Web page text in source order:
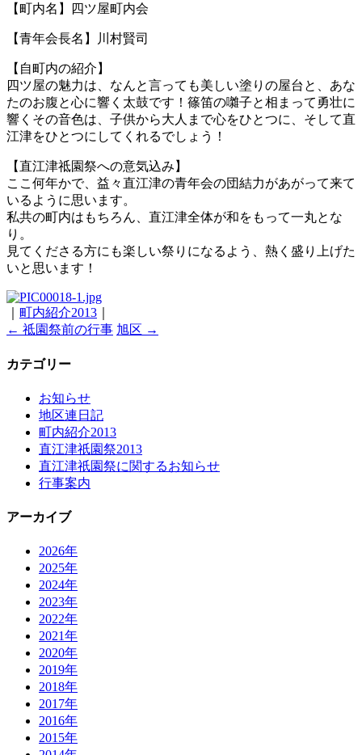
【町内名】四ツ屋町内会
【青年会長名】川村賢司
【自町内の紹介】
四ツ屋の魅力は、なんと言っても美しい塗りの屋台と、あな
たのお腹と心に響く太鼓です！篠笛の囃子と相まって勇壮に
響くその音色は、子供から大人まで心をひとつに、そして直
江津をひとつにしてくれるでしょう！
【直江津祗園祭への意気込み】
ここ何年かで、益々直江津の青年会の団結力があがって来て
いるように思います。
私共の町内はもちろん、直江津全体が和をもって一丸とな
り。
見てくださる方にも楽しい祭りになるよう、熱く盛り上げた
いと思います！
町内紹介2013
← 祗園祭前の行事 旭区 →
カテゴリー
お知らせ
地区連日記
町内紹介2013
直江津祇園祭2013
直江津祇園祭に関するお知らせ
行事案内
アーカイブ
2026年
2025年
2024年
2023年
2022年
2021年
2020年
2019年
2018年
2017年
2016年
2015年